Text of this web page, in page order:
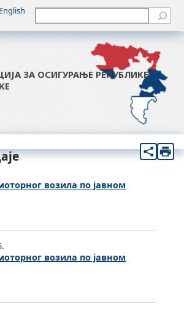
English Претрага
ЗА ОСИГУРАЊЕ РЕПУБЛИКЕ
возила по јавном
возила по јавном